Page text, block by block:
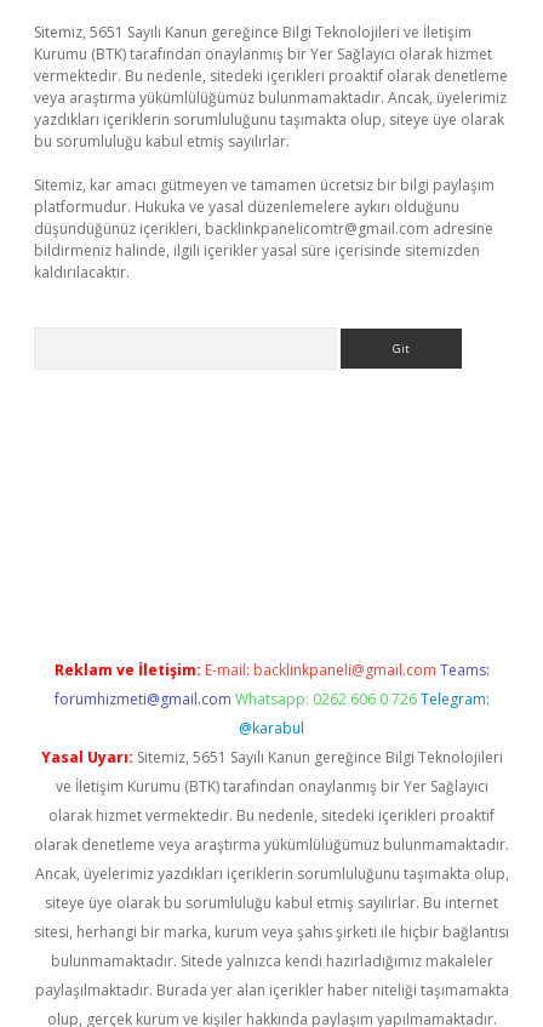
Sitemiz, 5651 Sayılı Kanun gereğince Bilgi Teknolojileri ve İletişim
Kurumu (BTK) tarafından onaylanmış bir Yer Sağlayıcı olarak hizmet
vermektedir. Bu nedenle, sitedeki içerikleri proaktif olarak denetleme
veya araştırma yükümlülüğümüz bulunmamaktadır. Ancak, üyelerimiz
yazdıkları içeriklerin sorumluluğunu taşımakta olup, siteye üye olarak
bu sorumluluğu kabul etmiş sayılırlar.
Sitemiz, kar amacı gütmeyen ve tamamen ücretsiz bir bilgi paylaşım
platformudur. Hukuka ve yasal düzenlemelere aykırı olduğunu
düşündüğünüz içerikleri, backlinkpanelicomtr@gmail.com adresine
bildirmeniz halinde, ilgili içerikler yasal süre içerisinde sitemizden
kaldırılacaktır.
Reklam ve İletişim: E-mail: backlinkpaneli@gmail.com Teams:
forumhizmeti@gmail.com Whatsapp: 0262 606 0 726 Telegram:
@karabul
Yasal Uyarı: Sitemiz, 5651 Sayılı Kanun gereğince Bilgi Teknolojileri
ve İletişim Kurumu (BTK) tarafından onaylanmış bir Yer Sağlayıcı
olarak hizmet vermektedir. Bu nedenle, sitedeki içerikleri proaktif
olarak denetleme veya araştırma yükümlülüğümüz bulunmamaktadır.
Ancak, üyelerimiz yazdıkları içeriklerin sorumluluğunu taşımakta olup,
siteye üye olarak bu sorumluluğu kabul etmiş sayılırlar. Bu internet
sitesi, herhangi bir marka, kurum veya şahıs şirketi ile hiçbir bağlantısı
bulunmamaktadır. Sitede yalnızca kendi hazırladığımız makaleler
paylaşılmaktadır. Burada yer alan içerikler haber niteliği taşımamakta
olup, gerçek kurum ve kişiler hakkında paylaşım yapılmamaktadır.